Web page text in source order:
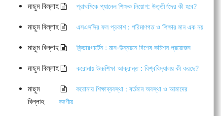
মাছুম বিল্লাহ প্রাথমিকে প্যানেল শিক্ষক নিয়োগ: উত্তীর্ণদের কী হবে?
মাছুম বিল্লাহ এসএসসির ফল প্রকাশ : পরিমাণগত ও শিক্ষার মান এক নয়
মাছুম বিল্লাহ কিন্ডারগার্টেন : মান-উন্নয়নে বিশেষ কমিশন প্রয়োজন
মাছুম বিল্লাহ করোনায় উচ্চশিক্ষা আক্রান্ত : বিশ্ববিদ্যালয় কী করছে?
মাছুম
বিল্লাহ
করোনায় শিক্ষাব্যবস্থা : বর্তমান অবস্থা ও আমাদের
করণীয়